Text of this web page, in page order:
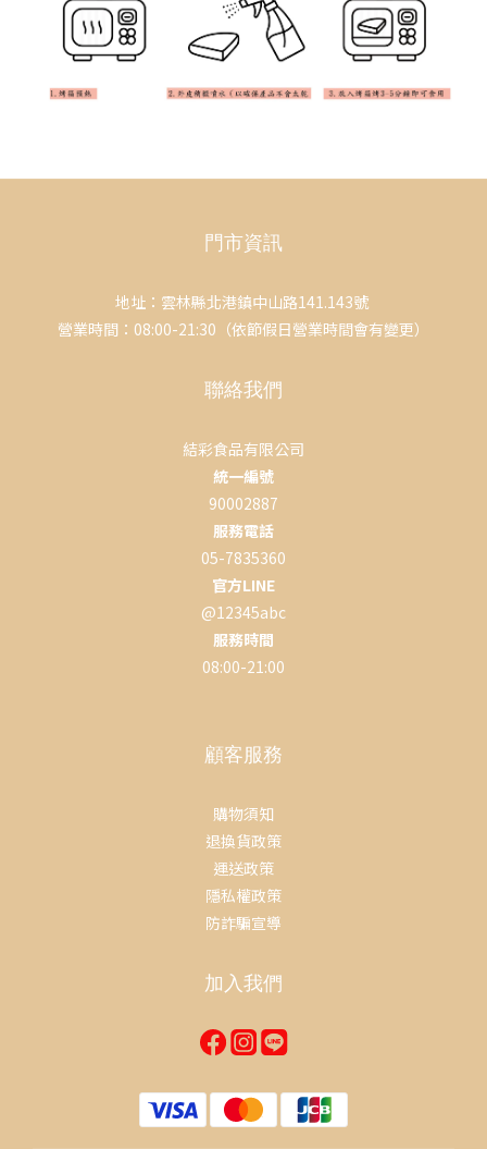
門市資訊
地址：雲林縣北港鎮中山路141.143號
營業時間：08:00-21:30（依節假日營業時間會有變更）
聯絡我們
結彩食品有限公司
統一編號
90002887
服務電話
05-7835360
官方LINE
@12345abc
服務時間
08:00-21:00
顧客服務
購物須知
退換貨政策
運送政策
隱私權政策
防詐騙宣導
加入我們